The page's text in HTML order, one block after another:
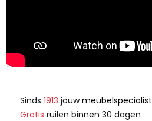
Sinds 1913 jouwmeubelspecialist
Gratis ruilen binnen 30 dagen